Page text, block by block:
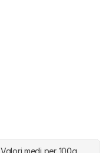
Valori medi per 100g